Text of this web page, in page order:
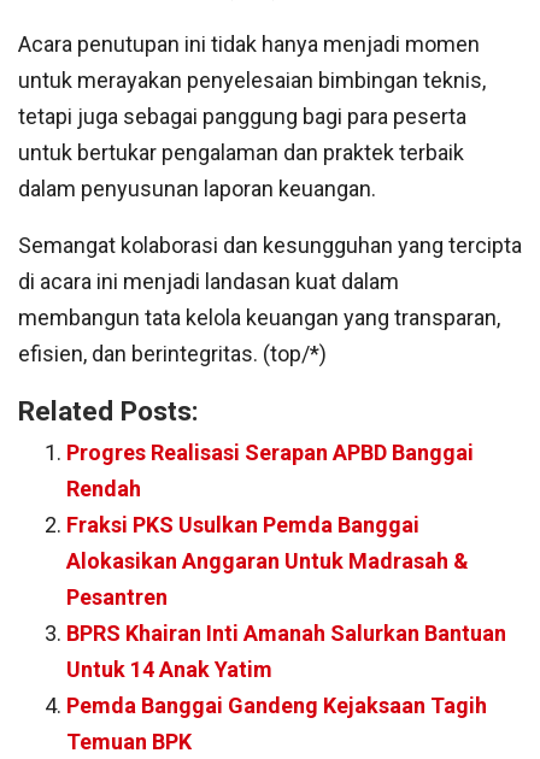
Acara penutupan ini tidak hanya menjadi momen
untuk merayakan penyelesaian bimbingan teknis,
tetapi juga sebagai panggung bagi para peserta
untuk bertukar pengalaman dan praktek terbaik
dalam penyusunan laporan keuangan.
Semangat kolaborasi dan kesungguhan yang tercipta
di acara ini menjadi landasan kuat dalam
membangun tata kelola keuangan yang transparan,
efisien, dan berintegritas. (top/*)
Related Posts:
Progres Realisasi Serapan APBD Banggai
Rendah
Fraksi PKS Usulkan Pemda Banggai
Alokasikan Anggaran Untuk Madrasah &
Pesantren
BPRS Khairan Inti Amanah Salurkan Bantuan
Untuk 14 Anak Yatim
Pemda Banggai Gandeng Kejaksaan Tagih
Temuan BPK